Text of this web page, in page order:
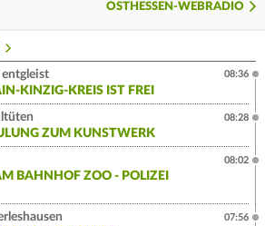
OSTHESSEN-WEBRADIO
entgleist
KINZIG-KREIS IST FREI
08:36
ZUM KUNSTWERK
08:28
BAHNHOF ZOO - POLIZEI
08:02
07:56